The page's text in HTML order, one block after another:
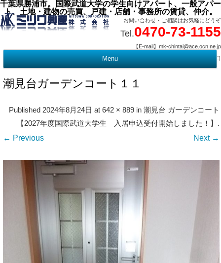
千葉県勝浦市。国際武道大学の学生向けアパート、一般アパー
ト、土地・建物の売買、戸建・店舗・事務所の賃貸、仲介。
お問い合わせ・ご相談はお気軽にどうぞ
Tel.0470-73-1155
【E-mail】mk-chintai@ace.ocn.ne.jp
【営業時間】09:00 ～ 17:15 【定 休 日】水曜・祭日
Menu
潮見台ガーデンコート１１
Published2024年8月24日 at642 × 889 in潮見台 ガーデンコート
【2027年度国際武道大学生 入居申込受付開始しました！】 .
← Previous Next →